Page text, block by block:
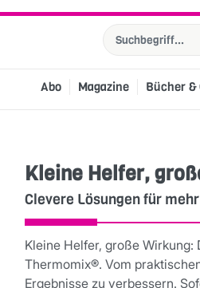
Abo Magazine Bücher &
Kleine Helfer,
Clevere Lösungen für
Kleine Helfer, große
Thermomix®. Vom
Ergebnisse zu verbessern.